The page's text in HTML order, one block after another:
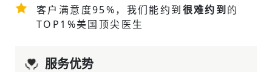
客户满意度95%，我们能约到很难约到 的
TOP1%美国顶尖医生
服务优势